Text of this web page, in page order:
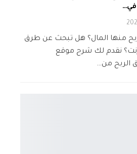
منها المال؟ هل تبحث عن طرق
نقدم لك شرح موقع